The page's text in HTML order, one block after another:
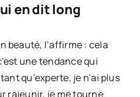
en dit long
beauté, l’affirme : cela
une tendance qui
qu’experte, je n’ai plus
rajeunir, je me tourne